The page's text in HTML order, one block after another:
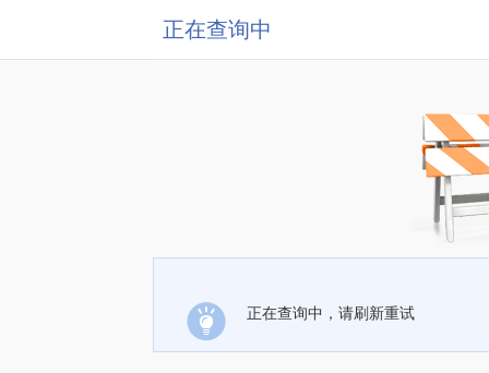
正在查询中
正在查询中，请刷新重试